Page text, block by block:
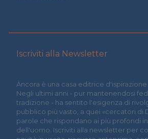
Iscriviti alla Newsletter
Àncora è una casa editrice
Negli ultimi anni - pur mantenendosi
tradizione - ha sentito l'esigenza di
pubblico più vasto, a quei «cercatori di
parole che rispondano ai più profondi
dell'uomo. Iscriviti alla newsletter per